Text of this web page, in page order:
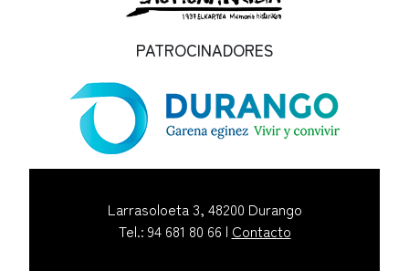
PATROCINADORES
Larrasoloeta 3, 48200 Durango
Tel.: 94 681 80 66 | Contacto